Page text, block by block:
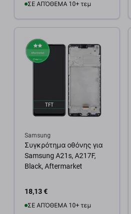
ΣΕ ΑΠΌΘΕΜΑ 10+ τεμ
Samsung
Συγκρότημα οθόνης για
Samsung A21s, A217F,
Black, Aftermarket
18,13 €
ΣΕ ΑΠΌΘΕΜΑ 10+ τεμ